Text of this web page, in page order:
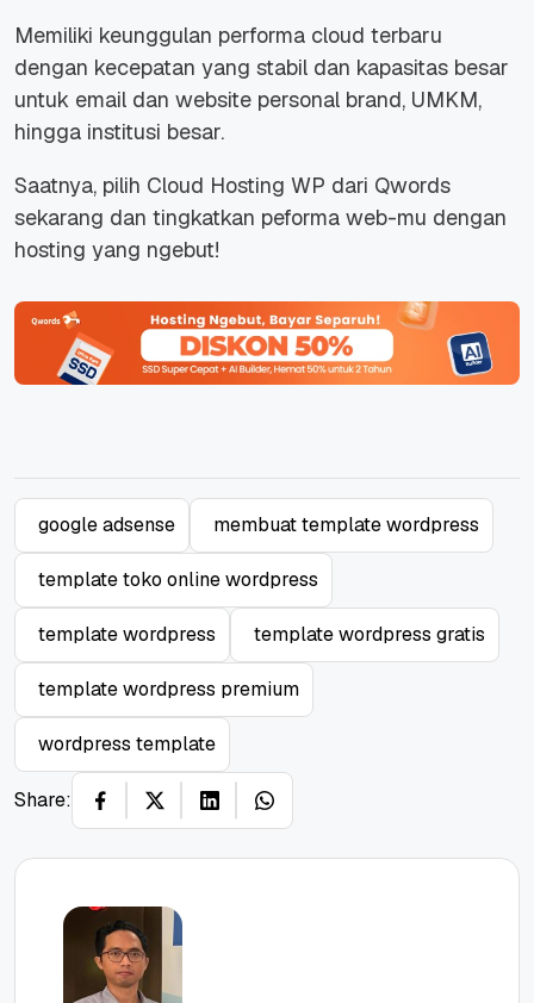
Memiliki keunggulan performa cloud terbaru
dengan kecepatan yang stabil dan kapasitas besar
untuk email dan website personal brand, UMKM,
hingga institusi besar.
Saatnya, pilih Cloud Hosting WP dari Qwords
sekarang dan tingkatkan peforma web-mu dengan
hosting yang ngebut!
google adsense membuat template wordpress
template toko online wordpress
template wordpress template wordpress gratis
template wordpress premium
wordpress template
Share: